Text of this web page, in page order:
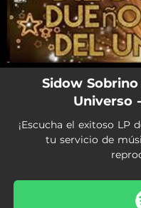
03:44
02:55
02:56
03:14
Sidow
Universo
¡Escucha el exitoso LP
tu servicio de